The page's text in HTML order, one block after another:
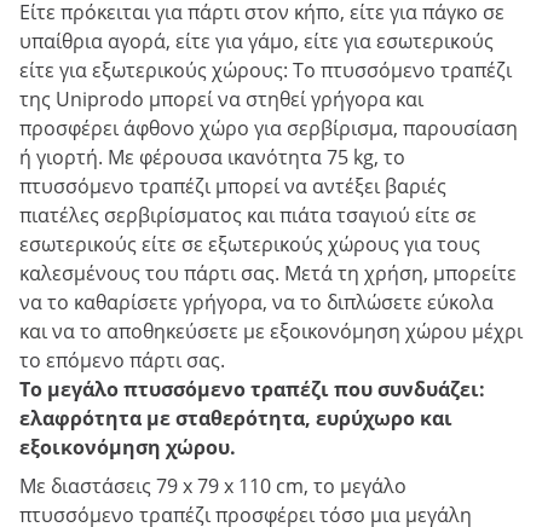
Είτε πρόκειται για πάρτι στον κήπο, είτε για πάγκο σε
υπαίθρια αγορά, είτε για γάμο, είτε για εσωτερικούς
είτε για εξωτερικούς χώρους: Το πτυσσόμενο τραπέζι
της Uniprodo μπορεί να στηθεί γρήγορα και
προσφέρει άφθονο χώρο για σερβίρισμα, παρουσίαση
ή γιορτή. Με φέρουσα ικανότητα 75 kg, το
πτυσσόμενο τραπέζι μπορεί να αντέξει βαριές
πιατέλες σερβιρίσματος και πιάτα τσαγιού είτε σε
εσωτερικούς είτε σε εξωτερικούς χώρους για τους
καλεσμένους του πάρτι σας. Μετά τη χρήση, μπορείτε
να το καθαρίσετε γρήγορα, να το διπλώσετε εύκολα
και να το αποθηκεύσετε με εξοικονόμηση χώρου μέχρι
το επόμενο πάρτι σας.
Το μεγάλο πτυσσόμενο τραπέζι που συνδυάζει:
ελαφρότητα με σταθερότητα, ευρύχωρο και
εξοικονόμηση χώρου.
Με διαστάσεις 79 x 79 x 110 cm, το μεγάλο
πτυσσόμενο τραπέζι προσφέρει τόσο μια μεγάλη